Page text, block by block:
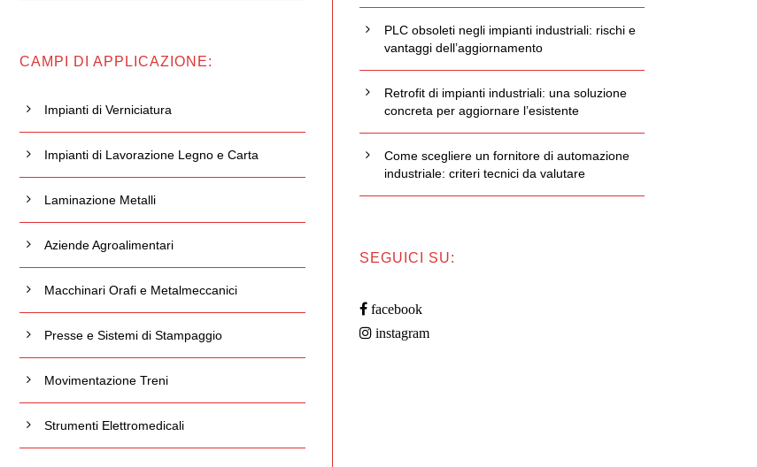
CAMPI DI APPLICAZIONE:
Impianti di Verniciatura
Impianti di Lavorazione Legno e Carta
Laminazione Metalli
Aziende Agroalimentari
Macchinari Orafi e Metalmeccanici
Presse e Sistemi di Stampaggio
Movimentazione Treni
Strumenti Elettromedicali
PLC obsoleti negli impianti industriali: rischi e
vantaggi dell’aggiornamento
Retrofit di impianti industriali: una soluzione
concreta per aggiornare l’esistente
Come scegliere un fornitore di automazione
industriale: criteri tecnici da valutare
SEGUICI SU:
facebook
instagram